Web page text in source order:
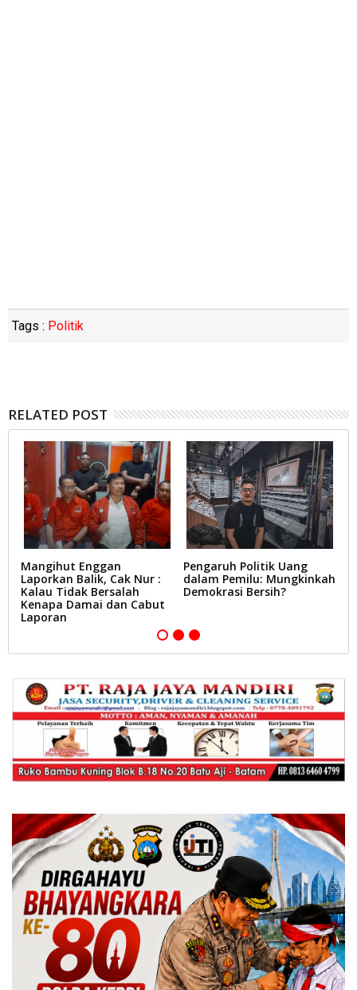
Tags : Politik
RELATED POST
Mangihut Enggan
Laporkan Balik, Cak Nur :
Kalau Tidak Bersalah
Kenapa Damai dan Cabut
Laporan
Pengaruh Politik Uang
dalam Pemilu: Mungkinkah
Demokrasi Bersih?